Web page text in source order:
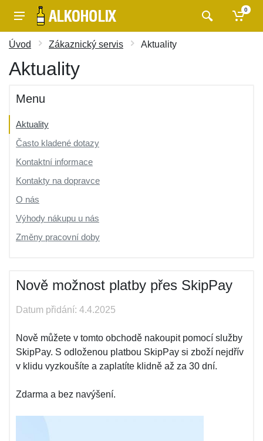
0
Úvod Zákaznický servis Aktuality
Aktuality
Menu
Aktuality
Často kladené dotazy
Kontaktní informace
Kontakty na dopravce
O nás
Výhody nákupu u nás
Změny pracovní doby
Nově možnost platby přes SkipPay
Datum přidání: 4.4.2025
Nově můžete v tomto obchodě nakoupit pomocí služby
SkipPay. S odloženou platbou SkipPay si zboží nejdřív
v klidu vyzkoušíte a zaplatíte klidně až za 30 dní.
Zdarma a bez navýšení.